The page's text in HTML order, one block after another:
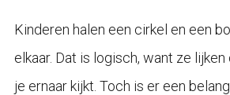
Kinderen halen een cirkel en een
elkaar. Dat is logisch, want ze
je ernaar kijkt. Toch is er een